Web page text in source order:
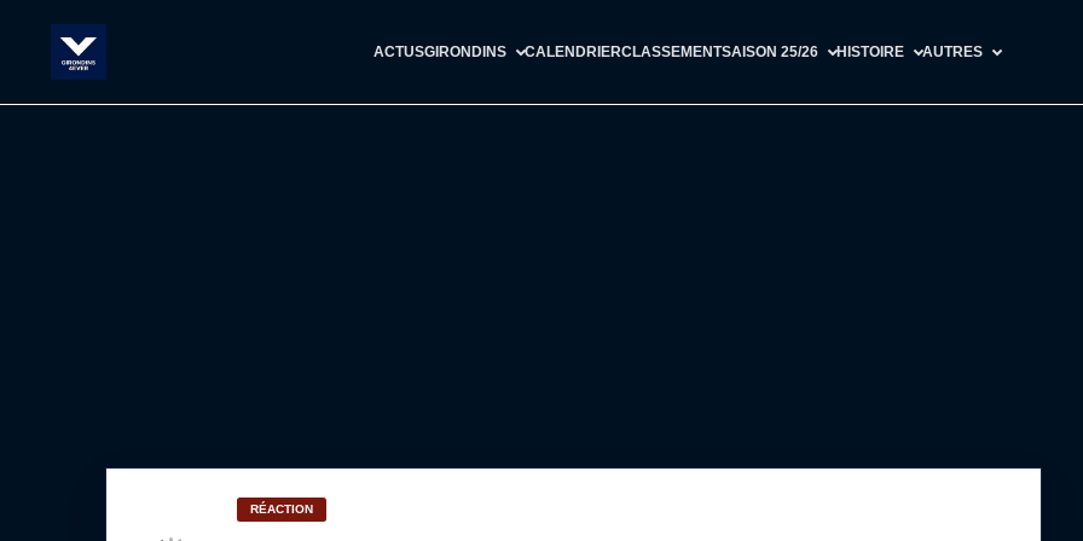
ACTUSGIRONDINS CALENDRIERCLASSEMENTSAISON 25/26 HISTOIRE AUTRES
RÉACTION